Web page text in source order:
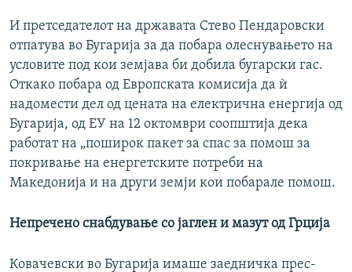
И претседателот на државата Стево Пендаровски
отпатува во Бугарија за да побара олеснувањето на
условите под кои земјава би добила бугарски гас.
Откако побара од Европската комисија да ѝ
надомести дел од цената на електрична енергија од
Бугарија, од ЕУ на 12 октомври соопштија дека
работат на „поширок пакет за спас за помош за
покривање на енергетските потреби на
Македонија и на други земји кои побарале помош.
Непречено снабдување со јаглен и мазут од Грција
Ковачевски во Бугарија имаше заедничка прес-